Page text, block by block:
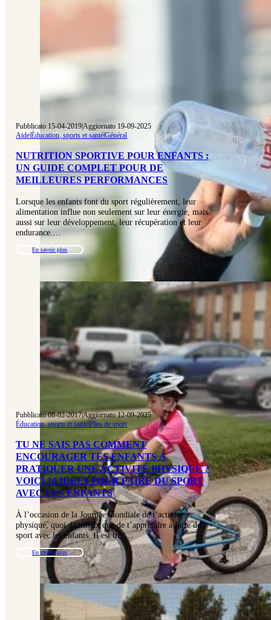
Pubblicato 15-04-2019|Aggiornato 19-09-2025
Aide|Éducation, sports et santé|Général
NUTRITION SPORTIVE POUR ENFANTS :
UN GUIDE COMPLET POUR DE
MEILLEURES PERFORMANCES
Lorsque les enfants font du sport régulièrement, leur
alimentation influe non seulement sur leur énergie, mais
aussi sur leur développement, leur récupération et leur
endurance.…
En savoir plus
Pubblicato 08-02-2017|Aggiornato 12-09-2025
Éducation, sports et santé|Plus de sport
TU NE SAIS PAS COMMENT
ENCOURAGER TES ENFANTS À
PRATIQUER UNE ACTIVITÉ PHYSIQUE ?
VOICI 10 IDÉES POUR FAIRE DU SPORT
AVEC LES ENFANTS
À l’occasion de la Journée mondiale de l’activité
physique, quoi de mieux que de t’apprendre à faire du
sport avec les enfants. Il est très…
En savoir plus